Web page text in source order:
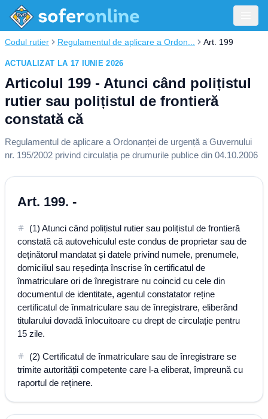
Codul rutier Regulamentul de aplicare a Ordon... Art. 199
ACTUALIZAT LA 17 IUNIE 2026
Articolul 199 - Atunci când polițistul
rutier sau polițistul de frontieră
constată că
Regulamentul de aplicare a Ordonanței de urgență a Guvernului
nr. 195/2002 privind circulația pe drumurile publice din 04.10.2006
Art. 199. -
(1) Atunci când polițistul rutier sau polițistul de frontieră
constată că autovehiculul este condus de proprietar sau de
deținătorul mandatat și datele privind numele, prenumele,
domiciliul sau reședința înscrise în certificatul de
înmatriculare ori de înregistrare nu coincid cu cele din
documentul de identitate, agentul constatator reține
certificatul de înmatriculare sau de înregistrare, eliberând
titularului dovadă înlocuitoare cu drept de circulație pentru
15 zile.
(2) Certificatul de înmatriculare sau de înregistrare se
trimite autorității competente care l-a eliberat, împreună cu
raportul de reținere.